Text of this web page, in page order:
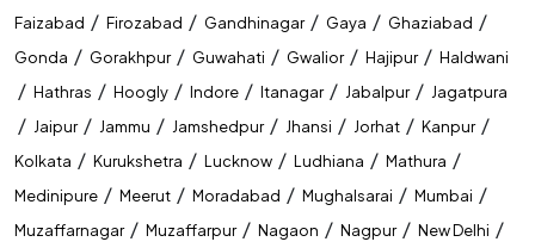
Faizabad / Firozabad / Gandhinagar / Gaya / Ghaziabad /
Gonda / Gorakhpur / Guwahati / Gwalior / Hajipur / Haldwani
/ Hathras / Hoogly / Indore / Itanagar / Jabalpur / Jagatpura
/ Jaipur / Jammu / Jamshedpur / Jhansi / Jorhat / Kanpur /
Kolkata / Kurukshetra / Lucknow / Ludhiana / Mathura /
Medinipure / Meerut / Moradabad / Mughalsarai / Mumbai /
Muzaffarnagar / Muzaffarpur / Nagaon / Nagpur / New Delhi /